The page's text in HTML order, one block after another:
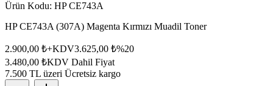
Ürün Kodu: HP CE743A
HP CE743A (307A) Magenta Kırmızı Muadil Toner
2.900,00 ₺+KDV3.625,00 ₺%20
3.480,00 ₺KDV Dahil Fiyat
7.500 TL üzeri Ücretsiz kargo